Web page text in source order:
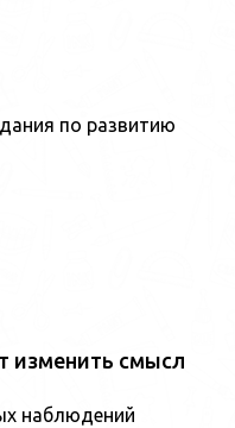
по развитию
изменить смысл
наблюдений